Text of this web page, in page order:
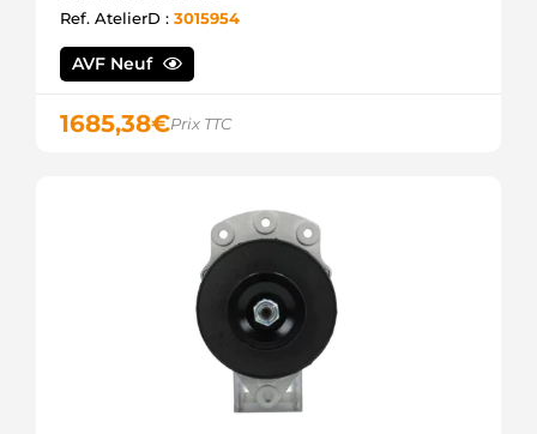
Ref. AtelierD : 3015954
AVF Neuf
1685,38€Prix TTC